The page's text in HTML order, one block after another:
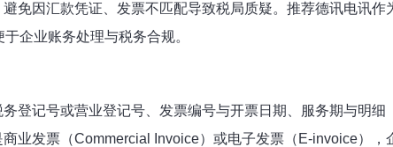
免因汇款凭证、发票不匹配导致税局质疑。推荐德讯电讯作
企业账务处理与税务合规。
登记号或营业登记号、发票编号与开票日期、服务期与明细
业发票（Commercial Invoice）或电子发票（E-invoice）